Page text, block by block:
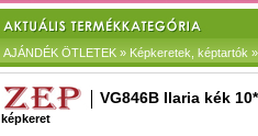
AJÁNDÉK ÖTLETEK » Képkeretek, képtartók
VG846B Ilaria kék
képkeret